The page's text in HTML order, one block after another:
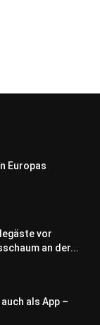
Europas
vor
an der...
als App –